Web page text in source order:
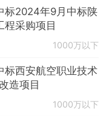
标2024年9月中标陕
采购项目
1000万以下
标西安航空职业技术
造项目
1000万以下